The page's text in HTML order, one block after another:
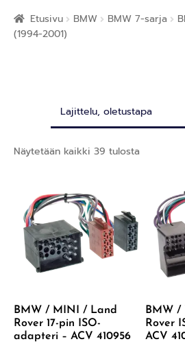
Etusivu BMW BMW 7-sarja
(1994-2001)
Näytetään kaikki 39 tulosta
BMW / MINI / Land
Rover 17-pin ISO-
adapteri – ACV 410956
BMW /
Rover
ACV